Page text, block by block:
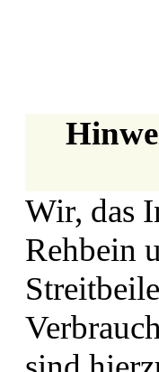
Wir, das
Rehbein